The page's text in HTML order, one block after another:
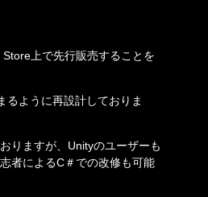
上で先行販売することを
ように再設計しておりま
りますが、Unityのユーザーも
者によるC＃での改修も可能